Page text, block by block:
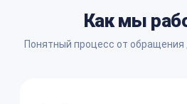
Как мы
Понятный процесс от обращения